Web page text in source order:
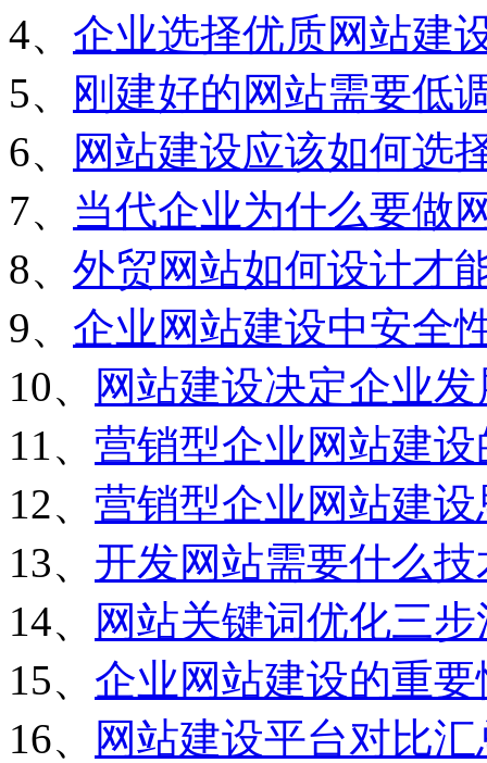
4、 企业选择优质网站建
5、
刚建好的网站需要低
6、
网站建设应该如何选
7、 当代企业为什么要做
8、 外贸网站如何设计才
9、 企业网站建设中安全
10、
网站建设决定企业
11、 营销型企业网站建
12、 营销型企业网站建设
13、 开发网站需要什么技
14、
网站关键词优化三步
15、 企业网站建设的重要
16、
网站建设平台对比汇